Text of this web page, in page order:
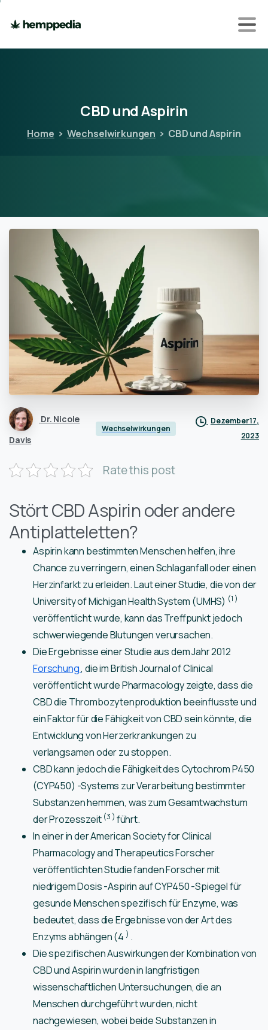
CBDundAspirin
Home Wechselwirkungen CBD und Aspirin
Dr. Nicole
Davis
Wechselwirkungen
Dezember 17,
2023
Rate this post
Stört CBD Aspirin oder andere
Antiplatteletten?
Aspirin kann bestimmten Menschen helfen, ihre
Chance zu verringern, einen Schlaganfall oder einen
Herzinfarkt zu erleiden. Laut einer Studie, die von der
University of Michigan Health System (UMHS) (1 )
veröffentlicht wurde, kann das Treffpunkt jedoch
schwerwiegende Blutungen verursachen.
Die Ergebnisse einer Studie aus dem Jahr 2012
Forschung, die im British Journal of Clinical
veröffentlicht wurde Pharmacology zeigte, dass die
CBD die Thrombozytenproduktion beeinflusste und
ein Faktor für die Fähigkeit von CBD sein könnte, die
Entwicklung von Herzerkrankungen zu
verlangsamen oder zu stoppen.
CBD kann jedoch die Fähigkeit des Cytochrom P450
(CYP450) -Systems zur Verarbeitung bestimmter
Substanzen hemmen, was zum Gesamtwachstum
der Prozesszeit (3 ) führt.
In einer in der American Society for Clinical
Pharmacology and Therapeutics Forscher
veröffentlichten Studie fanden Forscher mit
niedrigem Dosis -Aspirin auf CYP450 -Spiegel für
gesunde Menschen spezifisch für Enzyme, was
bedeutet, dass die Ergebnisse von der Art des
Enzyms abhängen (4 ) .
Die spezifischen Auswirkungen der Kombination von
CBD und Aspirin wurden in langfristigen
wissenschaftlichen Untersuchungen, die an
Menschen durchgeführt wurden, nicht
nachgewiesen, wobei beide Substanzen in